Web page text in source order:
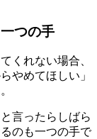
つの手
くれない場合、
やめてほしい」
言ったらしばら
のも一つの手で